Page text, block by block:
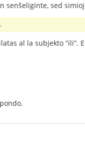
senŝeliginte, sed
al la subjekto “ili”.